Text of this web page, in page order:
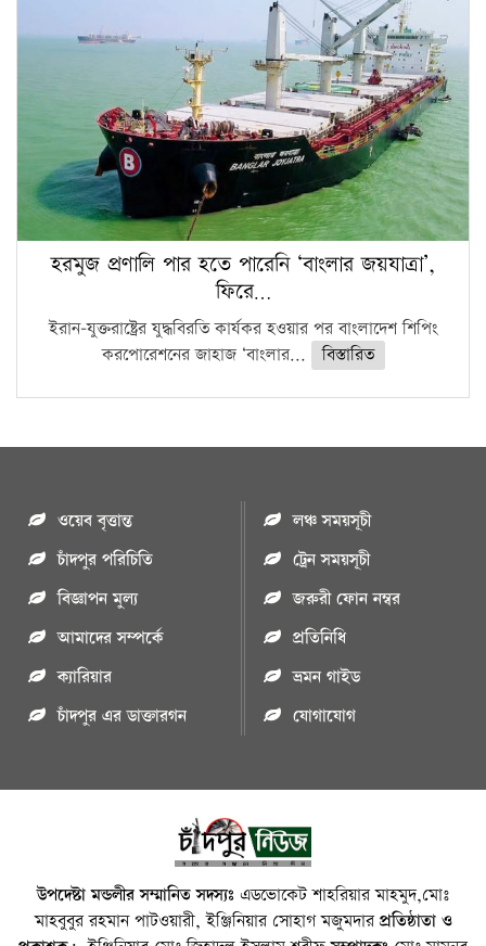
হরমুজ প্রণালি পার হতে পারেনি ‘বাংলার জয়যাত্রা’,
ফিরে…
ইরান-যুক্তরাষ্ট্রের যুদ্ধবিরতি কার্যকর হওয়ার পর বাংলাদেশ শিপিং
করপোরেশনের জাহাজ ‘বাংলার...
বিস্তারিত
ওয়েব বৃত্তান্ত
চাঁদপুর পরিচিতি
বিজ্ঞাপন মুল্য
আমাদের সম্পর্কে
ক্যারিয়ার
চাঁদপুর এর ডাক্তারগন
লঞ্চ সময়সূচী
ট্রেন সময়সূচী
জরুরী ফোন নম্বর
প্রতিনিধি
ভ্রমন গাইড
যোগাযোগ
উপদেষ্টা মন্ডলীর সম্মানিত সদস্যঃ এডভোকেট শাহরিয়ার মাহমুদ,মোঃ
মাহবুবুর রহমান পাটওয়ারী, ইঞ্জিনিয়ার সোহাগ মজুমদারপ্রতিষ্ঠাতা ও